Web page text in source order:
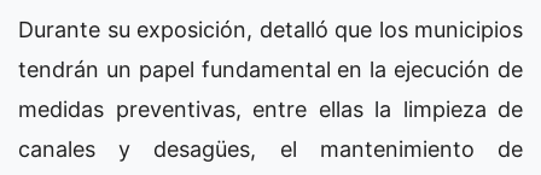
Durante su exposición, detalló que los municipios
tendrán un papel fundamental en la ejecución de
medidas preventivas, entre ellas la limpieza de
canales y desagües, el mantenimiento de